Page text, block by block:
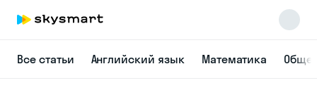
Все статьи Английский язык Математика